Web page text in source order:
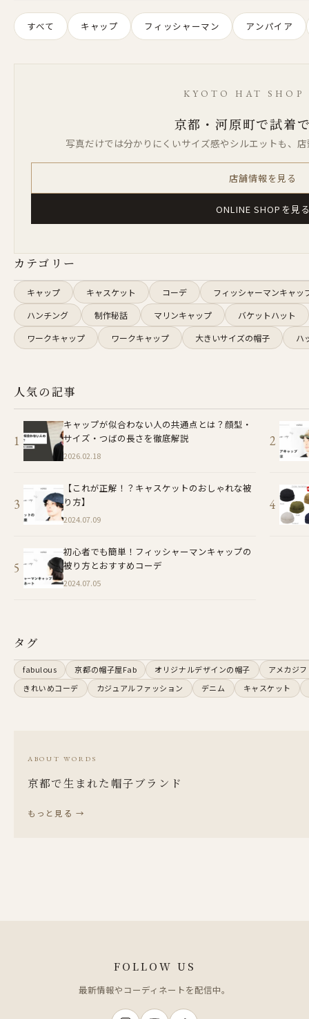
すべて キャップ フィッシャーマン アンパイア
KYOTO HAT SHOP
京都・河原町で試着
写真だけでは分かりにくいサイズ感やシルエットも、
店舗情報を見る
ONLINE SHOPを見
カテゴリー
キャップ キャスケット コーデ
フィッシャーマンキャッ
ハンチング
制作秘話 マリンキャップ
バケットハット
ワークキャップ
ワークキャップ 大きいサイズの帽子 ハ
人気の記事
キャップが似合わない人の共通点とは？顔型・
サイズ・つばの長さを徹底解説
2026.02.18
【これが正解！？キャスケットのおしゃれな被
り方】
2024.07.09
初心者でも簡単！フィッシャーマンキャップの
被り方とおすすめコーデ
2024.07.05
タグ
fabulous 京都の帽子屋Fab オリジナルデザインの帽子
アメカジ
きれいめコーデ
カジュアルファッション デニム キャスケット
ABOUT WORDS
京都で生まれた帽子ブランド
もっと見る →
FOLLOW US
最新情報やコーディネートを配信中。